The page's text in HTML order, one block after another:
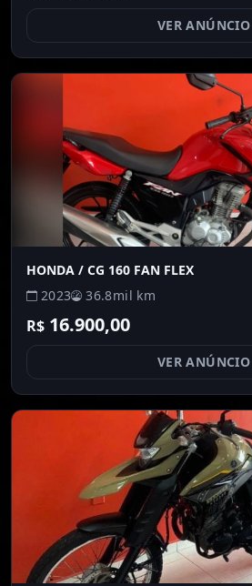
VER ANÚNCIO
HONDA / CG 160 FAN FLEX
2023
36.8mil km
R$ 16.900,00
VER ANÚNCIO